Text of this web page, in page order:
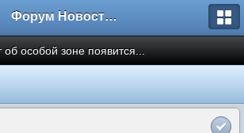
Форум Новостройки
особой зоне появится...